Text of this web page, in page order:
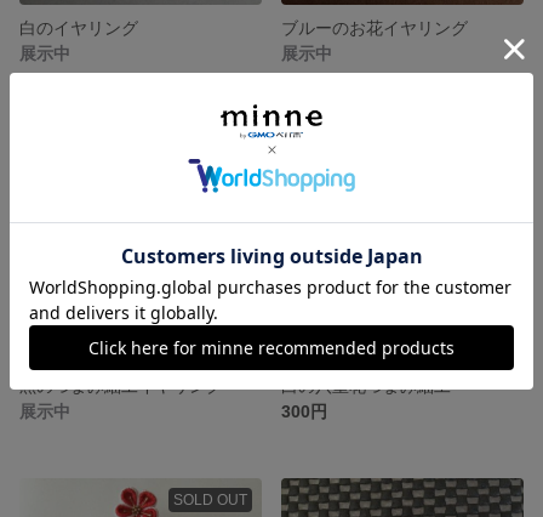
白のイヤリング
展示中
ブルーのお花イヤリング
展示中
黒のつまみ細工イヤリング
展示中
白の八重花つまみ細工
300円
SOLD OUT